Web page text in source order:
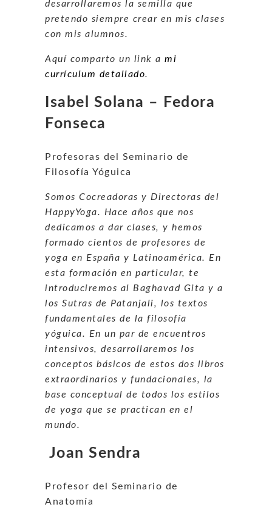
desarrollaremos la semilla que
pretendo siempre crear en mis clases
con mis alumnos.
Aquí comparto un link a mi
currículum detallado.
Isabel Solana – Fedora
Fonseca
Profesoras del Seminario de
Filosofía Yóguica
Somos Cocreadoras y Directoras del
HappyYoga. Hace años que nos
dedicamos a dar clases, y hemos
formado cientos de profesores de
yoga en España y Latinoamérica. En
esta formación en particular, te
introduciremos al Baghavad Gita y a
los Sutras de Patanjali, los textos
fundamentales de la filosofía
yóguica. En un par de encuentros
intensivos, desarrollaremos los
conceptos básicos de estos dos libros
extraordinarios y fundacionales, la
base conceptual de todos los estilos
de yoga que se practican en el
mundo.
Joan Sendra
Profesor del Seminario de
Anatomía